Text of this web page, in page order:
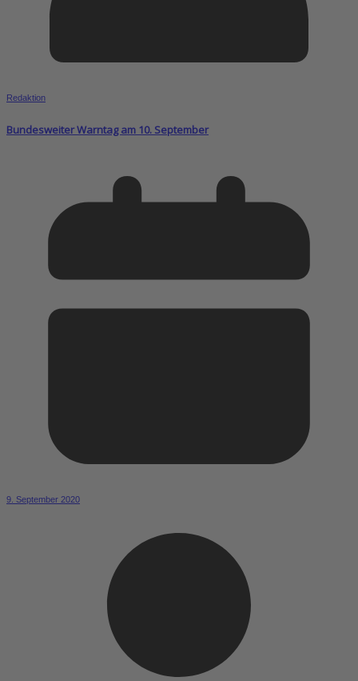
Redaktion
Bundesweiter Warntag am 10. September
9. September 2020